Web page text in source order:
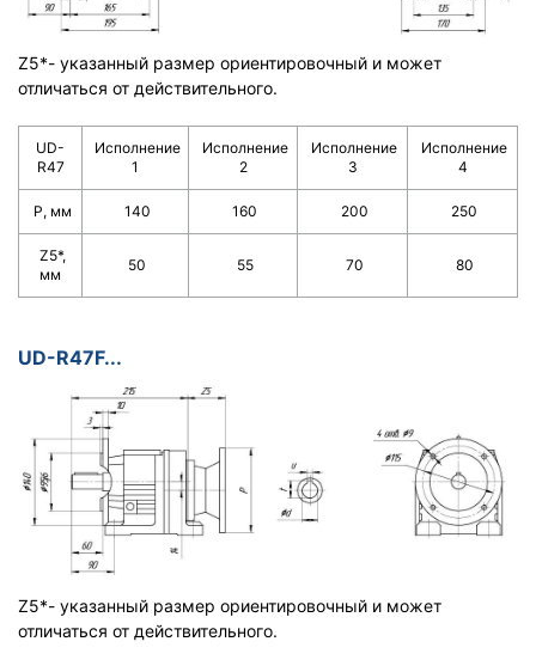
Z5*- указанный размер ориентировочный и может
отличаться от действительного.
UD-
R47
Исполнение
1
Исполнение
2
Исполнение
3
Исполнение
4
Р, мм 140 160 200 250
Z5*,
мм
50 55 70 80
UD-R47F...
Z5*- указанный размер ориентировочный и может
отличаться от действительного.